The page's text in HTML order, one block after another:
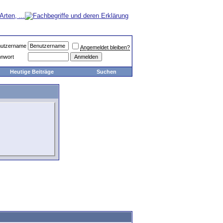
Angemeldet bleiben?
Heutige Beiträge Suchen